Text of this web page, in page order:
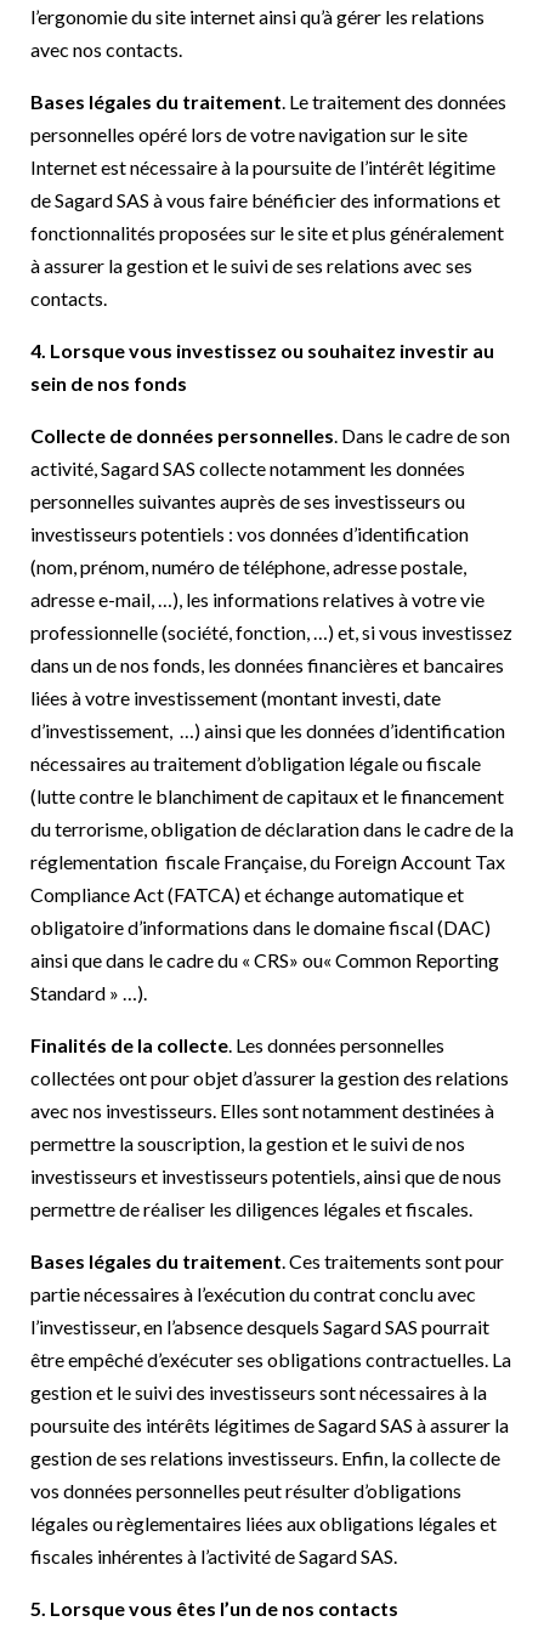
l’ergonomie du site internet ainsi qu’à gérer les relations
avec nos contacts.
Bases légales du traitement . Le traitement des données
personnelles opéré lors de votre navigation sur le site
Internet est nécessaire à la poursuite de l’intérêt légitime
de Sagard SAS à vous faire bénéficier des informations et
fonctionnalités proposées sur le site et plus généralement
à assurer la gestion et le suivi de ses relations avec ses
contacts.
4. Lorsque vous investissez ou souhaitez investir au
sein de nos fonds
Collecte de données personnelles . Dans le cadre de son
activité, Sagard SAS collecte notamment les données
personnelles suivantes auprès de ses investisseurs ou
investisseurs potentiels : vos données d’identification
(nom, prénom, numéro de téléphone, adresse postale,
adresse e-mail, …), les informations relatives à votre vie
professionnelle (société, fonction, …) et, si vous investissez
dans un de nos fonds, les données financières et bancaires
liées à votre investissement (montant investi, date
d’investissement,
…) ainsi que les données d’identification
nécessaires au traitement d’obligation légale ou fiscale
(lutte contre le blanchiment de capitaux et le financement
du terrorisme, obligation de déclaration dans le cadre de la
réglementation fiscale Française, du Foreign Account Tax
Compliance Act (FATCA) et échange automatique et
obligatoire d’informations dans le domaine fiscal (DAC)
ainsi que dans le cadre du « CRS» ou« Common Reporting
Standard » …).
Finalités de la collecte. Les données personnelles
collectées ont pour objet d’assurer la gestion des relations
avec nos investisseurs. Elles sont notamment destinées à
permettre la souscription, la gestion et le suivi de nos
investisseurs et investisseurs potentiels, ainsi que de nous
permettre de réaliser les diligences légales et fiscales.
Bases légales du traitement . Ces traitements sont pour
partie nécessaires à l’exécution du contrat conclu avec
l’investisseur, en l’absence desquels Sagard SAS pourrait
être empêché d’exécuter ses obligations contractuelles. La
gestion et le suivi des investisseurs sont nécessaires à la
poursuite des intérêts légitimes de Sagard SAS à assurer la
gestion de ses relations investisseurs. Enfin, la collecte de
vos données personnelles peut résulter d’obligations
légales ou règlementaires liées aux obligations légales et
fiscales inhérentes à l’activité de Sagard SAS.
5. Lorsque vous êtes l’un de nos contacts